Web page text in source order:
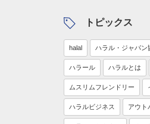
トピックス
halal ハラル・ジャパン
ハラール ハラルとは
ムスリムフレンドリー
ハラルビジネス アウト